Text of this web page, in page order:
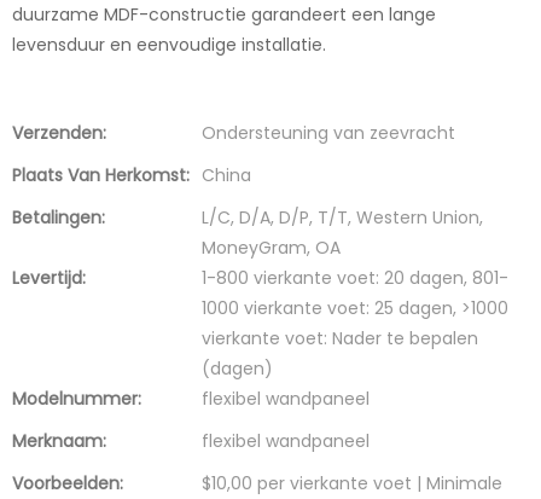
duurzame MDF-constructie garandeert een lange
levensduur en eenvoudige installatie.
Verzenden:
Ondersteuning van zeevracht
Plaats Van Herkomst: China
Betalingen:
L/C, D/A, D/P, T/T, Western Union,
MoneyGram, OA
Levertijd:
1-800 vierkante voet: 20 dagen, 801-
1000 vierkante voet: 25 dagen, >1000
vierkante voet: Nader te bepalen
(dagen)
Modelnummer:
flexibel wandpaneel
Merknaam:
flexibel wandpaneel
Voorbeelden:
$10,00 per vierkante voet | Minimale